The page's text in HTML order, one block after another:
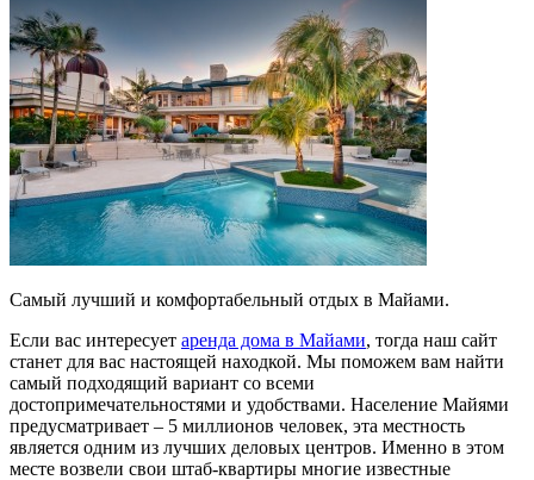
Самый лучший и комфортабельный отдых в Майами.
Если вас интересует аренда дома в Майами, тогда наш сайт
станет для вас настоящей находкой. Мы поможем вам найти
самый подходящий вариант со всеми
достопримечательностями и удобствами. Население Майями
предусматривает – 5 миллионов человек, эта местность
является одним из лучших деловых центров. Именно в этом
месте возвели свои штаб-квартиры многие известные